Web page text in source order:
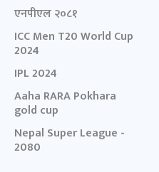
एनपीएल २०८१
ICC Men T20 World Cup
2024
IPL 2024
Aaha RARA Pokhara
gold cup
Nepal Super League -
2080